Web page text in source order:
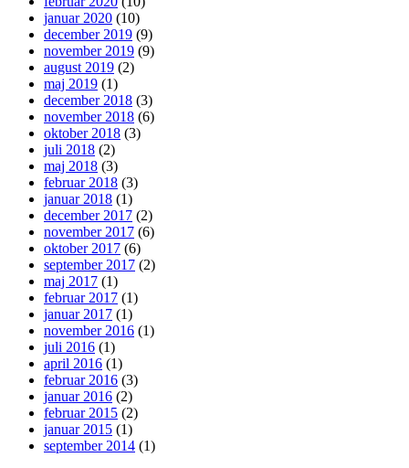
januar 2020 (10)
december 2019 (9)
november 2019 (9)
august 2019 (2)
maj 2019 (1)
december 2018 (3)
november 2018 (6)
oktober 2018 (3)
juli 2018 (2)
maj 2018 (3)
februar 2018 (3)
januar 2018 (1)
december 2017 (2)
november 2017 (6)
oktober 2017 (6)
september 2017 (2)
maj 2017 (1)
februar 2017 (1)
januar 2017 (1)
november 2016 (1)
juli 2016 (1)
april 2016 (1)
februar 2016 (3)
januar 2016 (2)
februar 2015 (2)
januar 2015 (1)
september 2014 (1)